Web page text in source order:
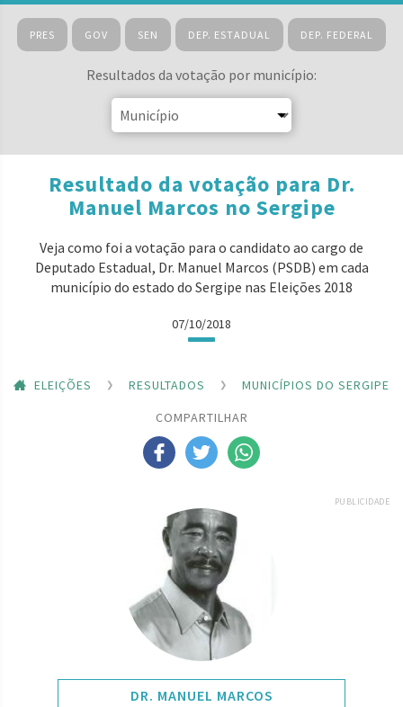
PRES GOV SEN DEP. ESTADUAL DEP. FEDERAL
Resultados da votação por município:
Resultado da votação para Dr.
Manuel Marcos no Sergipe
Veja como foi a votação para o candidato ao cargo de
Deputado Estadual, Dr. Manuel Marcos (PSDB) em cada
município do estado do Sergipe nas Eleições 2018
07/10/2018
ELEIÇÕES RESULTADOS
MUNICÍPIOS DO SERGIPE
COMPARTILHAR
PUBLICIDADE
DR. MANUEL MARCOS